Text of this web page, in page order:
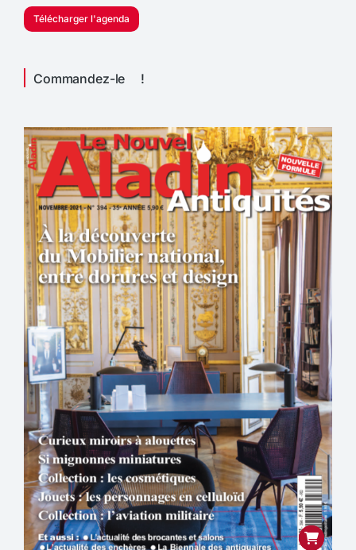
Télécharger l'agenda
Commandez-le !